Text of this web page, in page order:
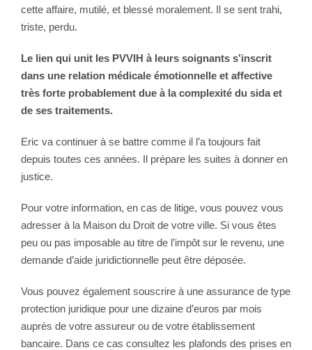
cette affaire, mutilé, et blessé moralement. Il se sent trahi,
triste, perdu.
Le lien qui unit les PVVIH à leurs soignants s’inscrit
dans une relation médicale émotionnelle et affective
très forte probablement due à la complexité du sida et
de ses traitements.
Eric va continuer à se battre comme il l’a toujours fait
depuis toutes ces années. Il prépare les suites à donner en
justice.
Pour votre information, en cas de litige, vous pouvez vous
adresser à la Maison du Droit de votre ville. Si vous êtes
peu ou pas imposable au titre de l’impôt sur le revenu, une
demande d’aide juridictionnelle peut être déposée.
Vous pouvez également souscrire à une assurance de type
protection juridique pour une dizaine d’euros par mois
auprès de votre assureur ou de votre établissement
bancaire. Dans ce cas consultez les plafonds des prises en